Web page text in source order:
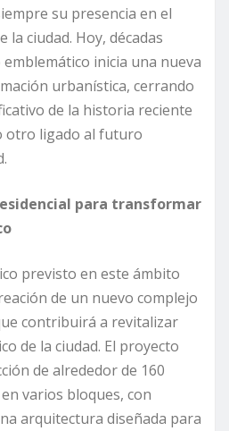
su presencia en el
la ciudad. Hoy, décadas
inicia una nueva
urbanística, cerrando
de la historia reciente
otro ligado al futuro
para transformar
previsto en este ámbito
de un nuevo complejo
contribuirá a revitalizar
de la ciudad. El proyecto
de alrededor de 160
varios bloques, con
arquitectura diseñada para